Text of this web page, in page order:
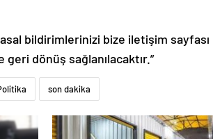
bildirimlerinizi bize iletişim sayfası
dönüş sağlanılacaktır.”
son dakika